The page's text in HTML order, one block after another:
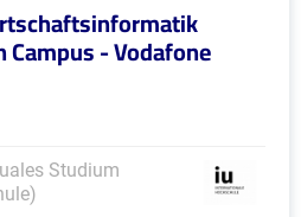
Campus - Vodafone
Studium